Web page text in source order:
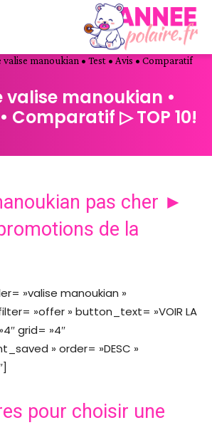
manoukian • Test • Avis • Comparatif
valise manoukian •
Comparatif ▷ TOP 10!
pas cher ►
de la
»valise manoukian »
»offer » button_text= »VOIR LA
grid= »4″
» order= »DESC »
pour choisir une